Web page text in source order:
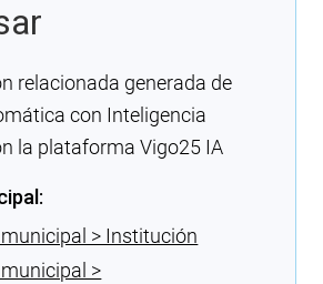
relacionada generada de
con Inteligencia
la plataforma Vigo25 IA
> Institución
>